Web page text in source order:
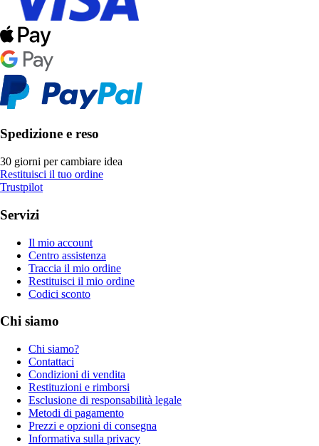
Spedizione e reso
30 giorni per cambiare idea
Restituisci il tuo ordine
Trustpilot
Servizi
Il mio account
Centro assistenza
Traccia il mio ordine
Restituisci il mio ordine
Codici sconto
Chi siamo
Chi siamo?
Contattaci
Condizioni di vendita
Restituzioni e rimborsi
Esclusione di responsabilità legale
Metodi di pagamento
Prezzi e opzioni di consegna
Informativa sulla privacy